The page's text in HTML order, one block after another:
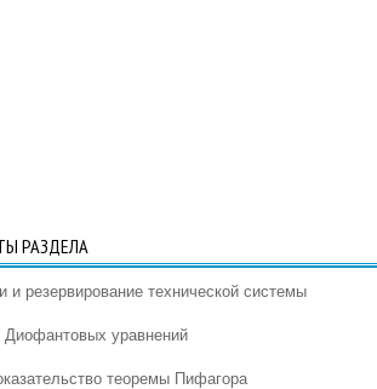
РАЗДЕЛА
и резервирование технической системы
уравнений
теоремы Пифагора